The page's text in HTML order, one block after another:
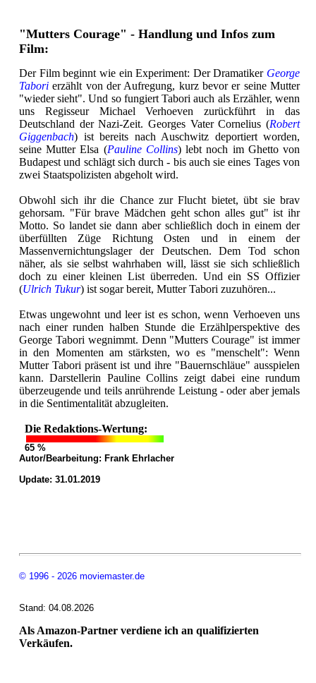
"Mutters Courage" - Handlung und Infos zum
Film:
Der Film beginnt wie ein Experiment: Der Dramatiker George
Tabori erzählt von der Aufregung, kurz bevor er seine Mutter
"wieder sieht". Und so fungiert Tabori auch als Erzähler, wenn
uns Regisseur Michael Verhoeven zurückführt in das
Deutschland der Nazi-Zeit. Georges Vater Cornelius (Robert
Giggenbach) ist bereits nach Auschwitz deportiert worden,
seine Mutter Elsa (Pauline Collins) lebt noch im Ghetto von
Budapest und schlägt sich durch - bis auch sie eines Tages von
zwei Staatspolizisten abgeholt wird.
Obwohl sich ihr die Chance zur Flucht bietet, übt sie brav
gehorsam. "Für brave Mädchen geht schon alles gut" ist ihr
Motto. So landet sie dann aber schließlich doch in einem der
überfüllten Züge Richtung Osten und in einem der
Massenvernichtungslager der Deutschen. Dem Tod schon
näher, als sie selbst wahrhaben will, lässt sie sich schließlich
doch zu einer kleinen List überreden. Und ein SS Offizier
(Ulrich Tukur) ist sogar bereit, Mutter Tabori zuzuhören...
Etwas ungewohnt und leer ist es schon, wenn Verhoeven uns
nach einer runden halben Stunde die Erzählperspektive des
George Tabori wegnimmt. Denn "Mutters Courage" ist immer
in den Momenten am stärksten, wo es "menschelt": Wenn
Mutter Tabori präsent ist und ihre "Bauernschläue" ausspielen
kann. Darstellerin Pauline Collins zeigt dabei eine rundum
überzeugende und teils anrührende Leistung - oder aber jemals
in die Sentimentalität abzugleiten.
Die Redaktions-Wertung:
65 %
Autor/Bearbeitung: Frank Ehrlacher
Update: 31.01.2019
© 1996 - 2026 moviemaster.de
Stand: 04.08.2026
Als Amazon-Partner verdiene ich an qualifizierten
Verkäufen.